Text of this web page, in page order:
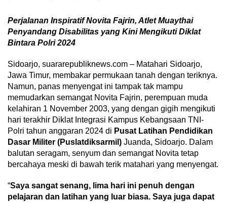
Perjalanan Inspiratif Novita Fajrin, Atlet Muaythai
Penyandang Disabilitas yang Kini Mengikuti Diklat
Bintara Polri 2024
Sidoarjo, suararepubliknews.com – Matahari Sidoarjo,
Jawa Timur, membakar permukaan tanah dengan teriknya.
Namun, panas menyengat ini tampak tak mampu
memudarkan semangat Novita Fajrin, perempuan muda
kelahiran 1 November 2003, yang dengan gigih mengikuti
hari terakhir Diklat Integrasi Kampus Kebangsaan TNI-
Polri tahun anggaran 2024 di Pusat Latihan Pendidikan
Dasar Militer (Puslatdiksarmil) Juanda, Sidoarjo. Dalam
balutan seragam, senyum dan semangat Novita tetap
bercahaya meski di bawah terik matahari yang menyengat.
“Saya sangat senang, lima hari ini penuh dengan
pelajaran dan latihan yang luar biasa. Saya juga dapat